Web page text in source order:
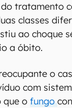
tratamento
classes
ao choque
a óbito.
o
com
que o fungo